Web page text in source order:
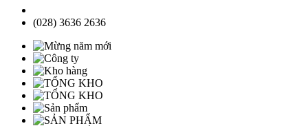
(028) 3636 2636